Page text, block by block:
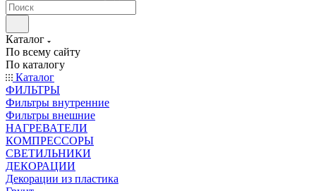
Каталог
По всему сайту
По каталогу
Каталог
ФИЛЬТРЫ
Фильтры внутренние
Фильтры внешние
НАГРЕВАТЕЛИ
КОМПРЕССОРЫ
СВЕТИЛЬНИКИ
ДЕКОРАЦИИ
Декорации из пластика